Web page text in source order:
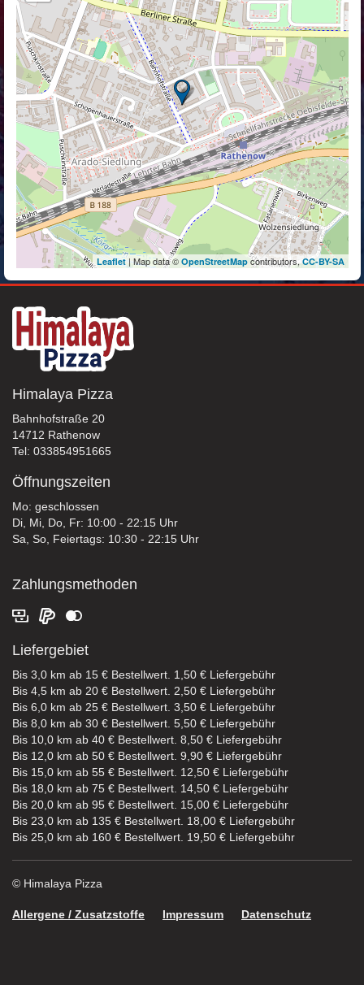
Leaflet| Map data © OpenStreetMapcontributors,CC-BY-SA
Himalaya Pizza
Bahnhofstraße 20
14712 Rathenow
Tel: 033854951665
Öffnungszeiten
Mo: geschlossen
Di, Mi, Do, Fr: 10:00 - 22:15 Uhr
Sa, So, Feiertags: 10:30 - 22:15 Uhr
Zahlungsmethoden
Liefergebiet
Bis 3,0 km ab 15 € Bestellwert. 1,50 € Liefergebühr
Bis 4,5 km ab 20 € Bestellwert. 2,50 € Liefergebühr
Bis 6,0 km ab 25 € Bestellwert. 3,50 € Liefergebühr
Bis 8,0 km ab 30 € Bestellwert. 5,50 € Liefergebühr
Bis 10,0 km ab 40 € Bestellwert. 8,50 € Liefergebühr
Bis 12,0 km ab 50 € Bestellwert. 9,90 € Liefergebühr
Bis 15,0 km ab 55 € Bestellwert. 12,50 € Liefergebühr
Bis 18,0 km ab 75 € Bestellwert. 14,50 € Liefergebühr
Bis 20,0 km ab 95 € Bestellwert. 15,00 € Liefergebühr
Bis 23,0 km ab 135 € Bestellwert. 18,00 € Liefergebühr
Bis 25,0 km ab 160 € Bestellwert. 19,50 € Liefergebühr
© Himalaya Pizza
Allergene / Zusatzstoffe Impressum Datenschutz